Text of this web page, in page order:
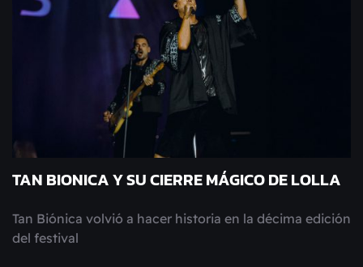
TAN BIONICA Y SU CIERRE MÁGICO DE LOLLA
Tan Biónica volvió a hacer historia en la décima edición
del festival